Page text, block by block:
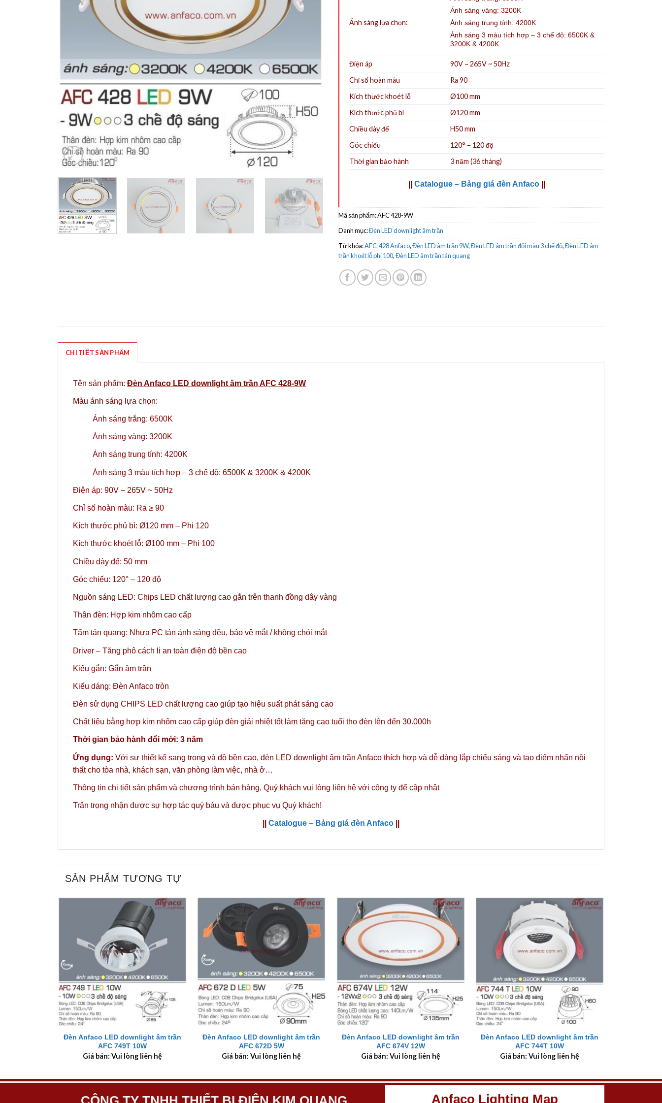
Ánh sáng lựa chọn:
Ánh sáng vàng: 3200K
Ánh sáng trung tính: 4200K
Ánh sáng 3 màu tích hợp – 3 chế độ: 6500K &
3200K & 4200K
Điện áp
90V – 265V ~ 50Hz
Chỉ số hoàn màu
Ra 90
Kích thước khoét lỗ
Ø100mm
Kích thước phủ bì
Ø120 mm
Chiều dày đế
H50 mm
Góc chiếu
120° – 120 độ
Thời gian bảo hành
3 năm (36 tháng)
Catalogue – Bảng giá đèn Anfaco
Mã sản phẩm:AFC 428-9W
Danh mục:Đèn LED downlight âm trần
Từ khóa:AFC-428 Anfaco,Đèn LED âm trần 9W,Đèn LED âm trần đổi màu 3 chế độ,Đèn LED âm
trần khoét lỗ phi 100,Đèn LED âm trần tán quang
CHI TIẾT SẢN PHẨM
Tên sản phẩm: Đèn Anfaco LED downlight âm trần AFC 428-9W
Màu ánh sáng lựa chọn:
Ánh sáng trắng: 6500K
Ánh sáng vàng: 3200K
Ánh sáng trung tính: 4200K
Ánh sáng 3 màu tích hợp – 3 chế độ: 6500K & 3200K & 4200K
Điện áp: 90V – 265V ~ 50Hz
Chỉ số hoàn màu: Ra ≥ 90
Kích thước phủ bì: Ø120 mm – Phi 120
Kích thước khoét lỗ: Ø100 mm – Phi 100
Chiều dày đế: 50 mm
Góc chiếu: 120° – 120 độ
Nguồn sáng LED: Chips LED chất lượng cao gắn trên thanh đồng dây vàng
Thân đèn: Hợp kim nhôm cao cấp
Tấm tản quang: Nhựa PC tản ánh sáng đều, bảo vệ mắt / không chói mắt
Driver – Tăng phô cách li an toàn điện độ bền cao
Kiểu gắn: Gắn âm trần
Kiểu dáng: Đèn Anfaco tròn
Đèn sử dụng CHIPS LED chất lượng cao giúp tạo hiệu suất phát sáng cao
Chất liệu bằng hợp kim nhôm cao cấp giúp đèn giải nhiệt tốt làm tăng cao tuổi thọ đèn lên đến 30.000h
Thời gian bảo hành đổi mới: 3 năm
Ứng dụng: Với sự thiết kế sang trọng và độ bền cao, đèn LED downlight âm trần Anfaco thích hợp và dễ dàng lắp chiếu sáng và tạo điểm nhấn nội
thất cho tòa nhà, khách sạn, văn phòng làm việc, nhà ở…
Thông tin chi tiết sản phẩm và chương trình bán hàng, Quý khách vui lòng liên hệ với công ty để cập nhật
Trân trọng nhận được sự hợp tác quý báu và được phục vụ Quý khách!
Catalogue – Bảng giá đèn Anfaco
SẢN PHẨM TƯƠNG TỰ
+
Đèn Anfaco LED downlight âm trần
AFC 749T 10W
Giá bán: Vui lòng liên hệ
+
Đèn Anfaco LED downlight âm trần
AFC 672D 5W
Giá bán: Vui lòng liên hệ
+
Đèn Anfaco LED downlight âm trần
AFC 674V 12W
Giá bán: Vui lòng liên hệ
+
Đèn Anfaco LED downlight âm trần
AFC 744T 10W
Giá bán: Vui lòng liên hệ
Anfaco Lighting Map